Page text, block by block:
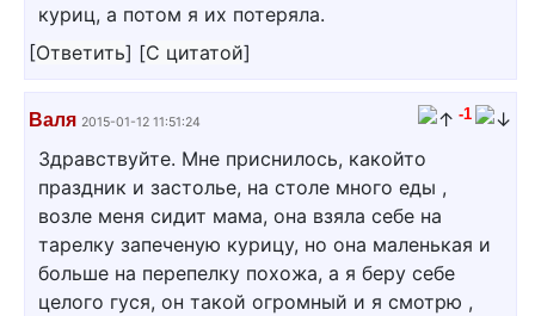
куриц, а потом я их потеряла.
[Ответить] [С цитатой]
Валя 2015-01-12 11:51:24 -1
Здравствуйте. Мне приснилось, какойто
праздник и застолье, на столе много еды ,
возле меня сидит мама, она взяла себе на
тарелку запеченую курицу, но она маленькая и
больше на перепелку похожа, а я беру себе
целого гуся, он такой огромный и я смотрю ,